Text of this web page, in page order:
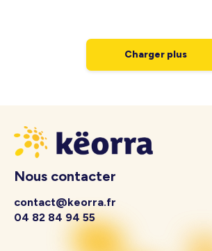
Charger plus
Nous contacter
contact@keorra.fr
04 82 84 94 55